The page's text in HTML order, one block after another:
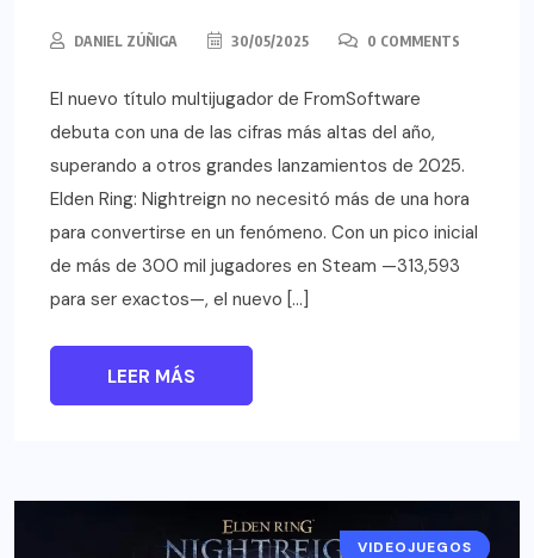
DANIEL ZÚÑIGA 30/05/2025 0 COMMENTS
El nuevo título multijugador de FromSoftware
debuta con una de las cifras más altas del año,
superando a otros grandes lanzamientos de 2025.
Elden Ring: Nightreign no necesitó más de una hora
para convertirse en un fenómeno. Con un pico inicial
de más de 300 mil jugadores en Steam —313,593
para ser exactos—, el nuevo […]
LEER MÁS
NOTICIAS
VIDEOJUEGOS